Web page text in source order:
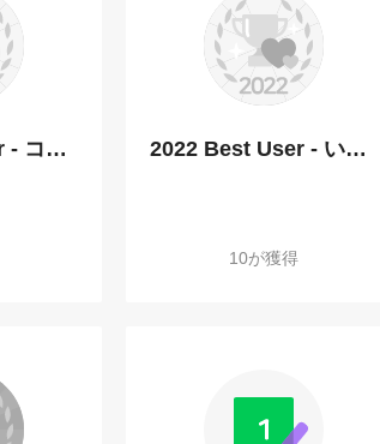
2022 Best User - コメント部門 2022 Best User - いいね受信部門
10が獲得